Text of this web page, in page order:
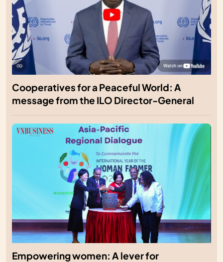
Cooperatives for a Peaceful World: A
message from the ILO Director-General
Empowering women: A lever for